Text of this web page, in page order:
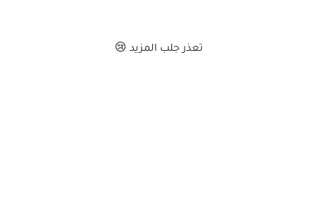
تعذر جلب المزيد 😢